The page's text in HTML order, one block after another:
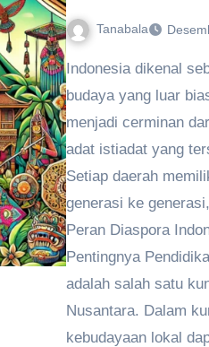
Tanabala
Indonesia dikenal
budaya yang luar
menjadi cerminan
adat istiadat yang
Setiap daerah
generasi ke
Peran Diaspora
Pentingnya
adalah salah satu
Nusantara. Dalam
kebudayaan lokal